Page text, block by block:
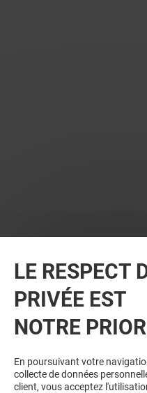
LE RESPECT
PRIVÉE EST
NOTRE
En poursuivant votre
collecte de données
client, vous acceptez